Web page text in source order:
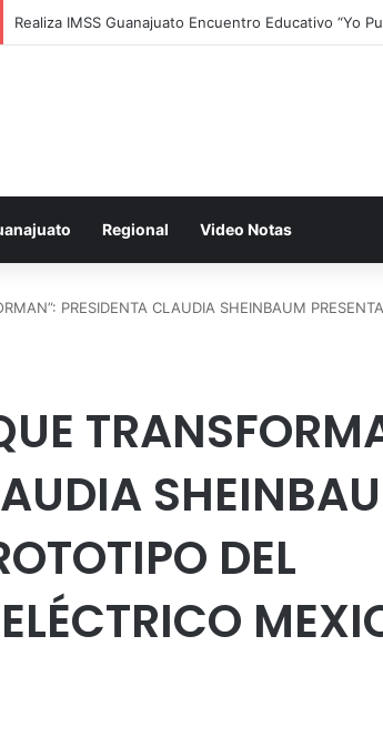
Realiza IMSS Guanajuato Encuentro Educativo “Yo
Regional Video Notas
PRESIDENTA CLAUDIA SHEINBAUM
DEL